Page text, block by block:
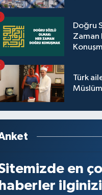
Doğru
Zaman
Türk
en
haberler